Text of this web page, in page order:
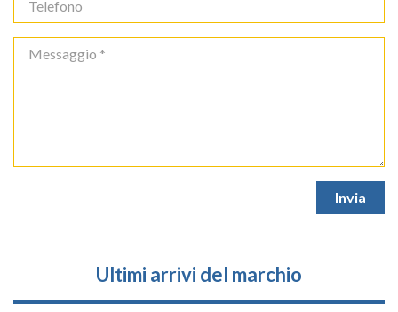
Ultimi arrivi del marchio